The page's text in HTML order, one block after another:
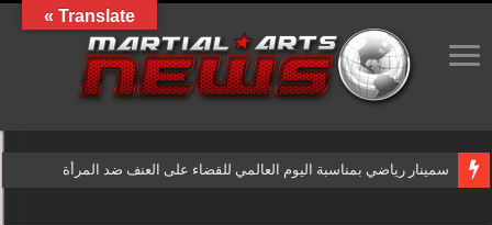
سمينار رياضي بمناسبة اليوم العالمي للقضاء على العنف ضد المرأة
Translate »